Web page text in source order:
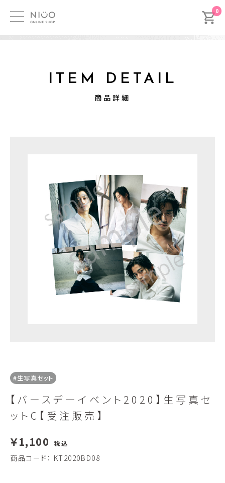
0
ITEM DETAIL
商品詳細
#生写真セット
【バースデーイベント2020】生写真セ
ットC【受注販売】
￥1,100
税込
商品コード： KT2020BD08